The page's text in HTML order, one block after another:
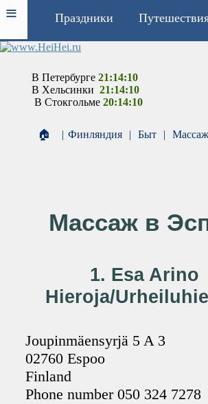
≡ Праздники
В Петербурге 21:14:10
В Хельсинки 21:14:10
В Стокгольме 20:14:10
🏠 | Финляндия | Быт | Массаж
Массаж в
1. Esa Arino
Hieroja/
Joupinmäensyrjä 5 A 3
02760 Espoo
Finland
Phone number 050 324 7278